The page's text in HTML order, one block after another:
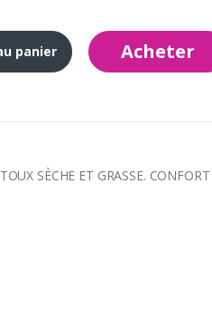
panier
Acheter
SÈCHE ET GRASSE.